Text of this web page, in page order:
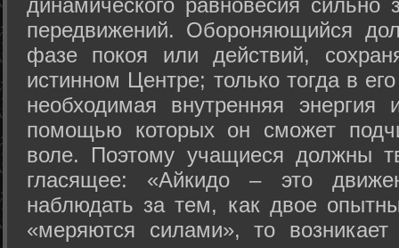
передвижений. Обороняющийся
фазе покоя или действий,
истинном Центре; только тогда в
необходимая внутренняя
помощью которых он сможет
воле. Поэтому учащиеся должны
гласящее: «Айкидо – это
наблюдать за тем, как двое
«меряются силами», то возникает